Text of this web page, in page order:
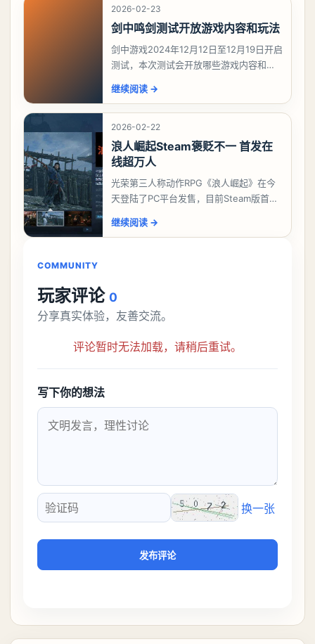
2026-02-23
剑中鸣剑测试开放游戏内容和玩法
剑中游戏2024年12月12日至12月19日开启
测试，本次测试会开放哪些游戏内容和玩
剑测试开放游戏内容和玩法，想要了解详
情的
继续阅读 →
2026-02-22
浪人崛起Steam褒贬不一 首发在
线超万人
光荣第三人称动作RPG《浪人崛起》在今
天登陆了PC平台发售，目前Steam版首发
贬不一”。中文区评价394篇，为“多半
继续阅读 →
COMMUNITY
玩家评论 0
分享真实体验，友善交流。
评论暂时无法加载，请稍后重试。
写下你的想法
验证码
换一张
发布评论